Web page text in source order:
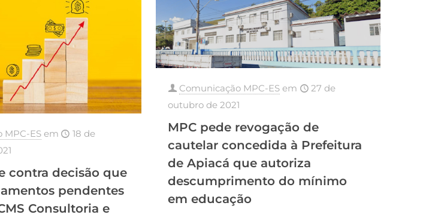
MPC-ES em
18 de
contra decisão que
pendentes
Consultoria e
Comunicação MPC-ES em
27 de
outubro de 2021
MPC pede revogação de
cautelar concedida à Prefeitura
de Apiacá que autoriza
descumprimento do mínimo
em educação